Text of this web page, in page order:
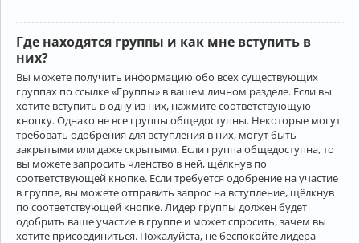
Где находятся группы и как мне вступить в
них?
Вы можете получить информацию обо всех существующих
группах по ссылке «Группы» в вашем личном разделе. Если вы
хотите вступить в одну из них, нажмите соответствующую
кнопку. Однако не все группы общедоступны. Некоторые могут
требовать одобрения для вступления в них, могут быть
закрытыми или даже скрытыми. Если группа общедоступна, то
вы можете запросить членство в ней, щёлкнув по
соответствующей кнопке. Если требуется одобрение на участие
в группе, вы можете отправить запрос на вступление, щёлкнув
по соответствующей кнопке. Лидер группы должен будет
одобрить ваше участие в группе и может спросить, зачем вы
хотите присоединиться. Пожалуйста, не беспокойте лидера